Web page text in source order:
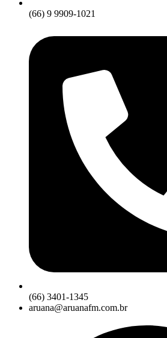
(66) 9 9909-1021
(66) 3401-1345
aruana@aruanafm.com.br